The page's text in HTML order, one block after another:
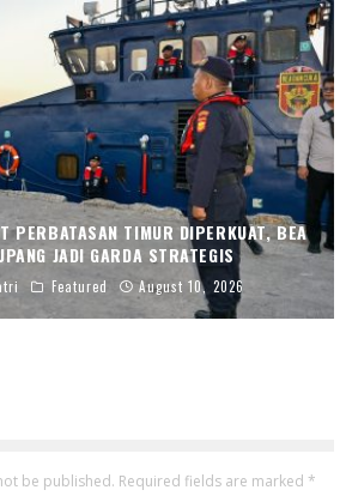
PERBATASAN TIMUR DIPERKUAT, BEA
JADI GARDA STRATEGIS
Featured August 10, 2026
be published. Required fields are marked *